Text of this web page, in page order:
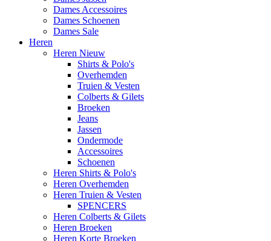
Dames Accessoires
Dames Schoenen
Dames Sale
Heren
Heren Nieuw
Shirts & Polo's
Overhemden
Truien & Vesten
Colberts & Gilets
Broeken
Jeans
Jassen
Ondermode
Accessoires
Schoenen
Heren Shirts & Polo's
Heren Overhemden
Heren Truien & Vesten
SPENCERS
Heren Colberts & Gilets
Heren Broeken
Heren Korte Broeken